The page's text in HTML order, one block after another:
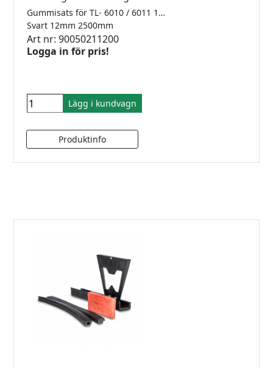
Gummisats för TL- 6010 / 6011 1.0kN Finns i 2500mm, 5000mm samt 25meter
Svart 12mm 2500mm
Art nr: 90050211200
Logga in för pris!
Lägg i kundvagn